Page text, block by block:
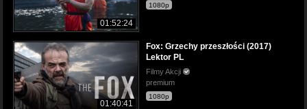
01:52:24
1080p
01:40:41
Fox: Grzechy przeszłości (2017)
Lektor PL
Filmy Akcji
premium
1080p